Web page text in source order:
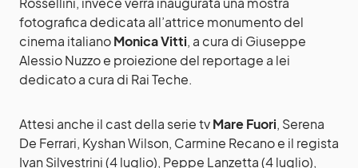
fotografica dedicata all’attrice monumento del
cinema italianoMonica Vitti, a cura di Giuseppe
Alessio Nuzzo e proiezione del reportage a lei
dedicato a cura di Rai Teche.
Attesi anche il cast della serie tvMare Fuori, Serena
De Ferrari, Kyshan Wilson, Carmine Recano e il regista
Ivan Silvestrini (4 luglio), Peppe Lanzetta (4 luglio),